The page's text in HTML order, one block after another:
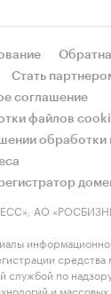
Стать
соглашение
файлов
АО
службой по
и